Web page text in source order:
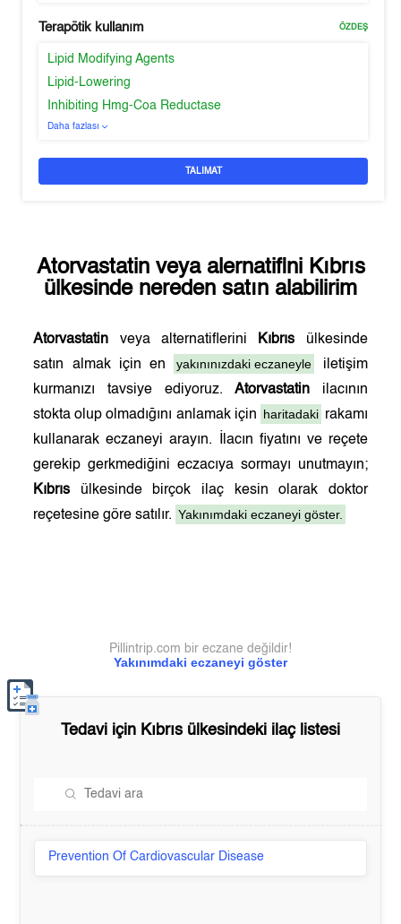
Terapötik kullanım ÖZDEŞ
Lipid Modifying Agents
Lipid-Lowering
Inhibiting Hmg-Coa Reductase
Daha fazlası
TALIMAT
Atorvastatinveya alernatifini Kıbrıs
ülkesinde nereden satın alabilirim
Atorvastatin veya alternatiflerini Kıbrıs ülkesinde
satın almak için en
yakınınızdaki eczaneyle
iletişim
kurmanızı tavsiye ediyoruz.Atorvastatin ilacının
stokta olup olmadığını anlamak için haritadaki rakamı
kullanarak eczaneyi arayın. İlacın fiyatını ve reçete
gerekip gerkmediğini eczacıya sormayı unutmayın;
Kıbrıs ülkesinde birçok ilaç kesin olarak doktor
reçetesine göre satılır. Yakınımdaki eczaneyi göster.
Yakınımdaki eczaneyi göster
Pillintrip.com bir eczane değildir!
Tedavi için Kıbrıs ülkesindeki ilaç listesi
Prevention Of Cardiovascular Disease